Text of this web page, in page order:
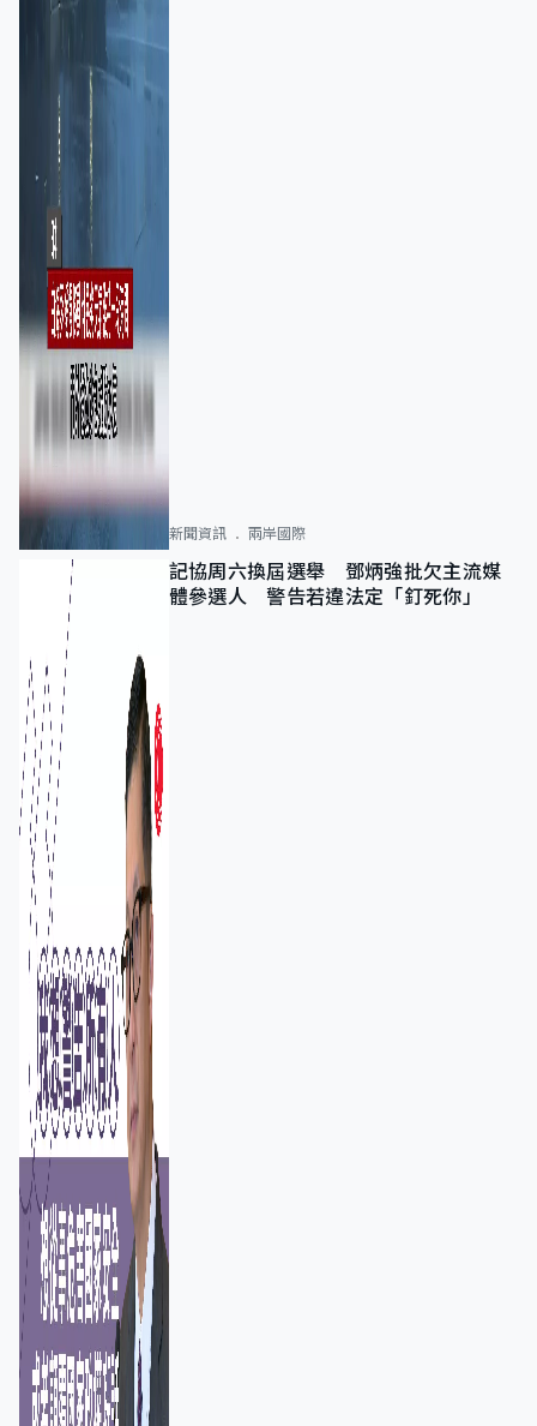
新聞資訊 兩岸國際
記協周六換屆選舉 鄧炳強批欠主流媒
體參選人 警告若違法定「釘死你」